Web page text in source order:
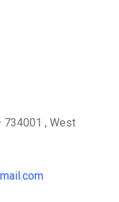
734001 , West